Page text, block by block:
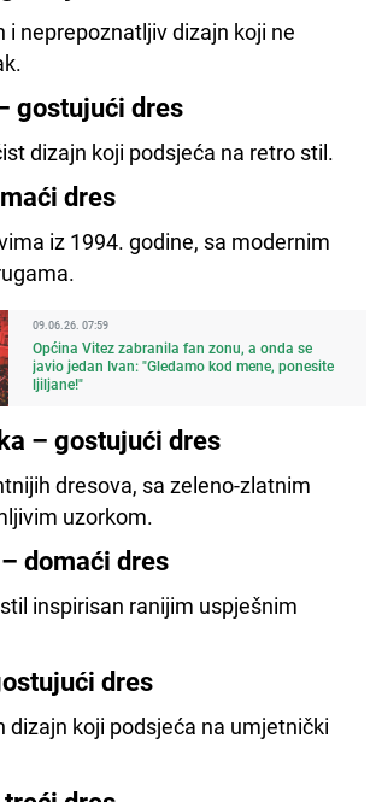
i neprepoznatljiv dizajn koji ne
gostujući dres
dizajn koji podsjeća na retro stil.
dres
iz 1994. godine, sa modernim
09.06.26. 07:59
Općina Vitez zabranila fan zonu, a onda se
javio jedan Ivan: "Gledamo kod mene, ponesite
ljiljane!"
– gostujući dres
dresova, sa zeleno-zlatnim
uzorkom.
domaći dres
inspirisan ranijim uspješnim
dres
dizajn koji podsjeća na umjetnički